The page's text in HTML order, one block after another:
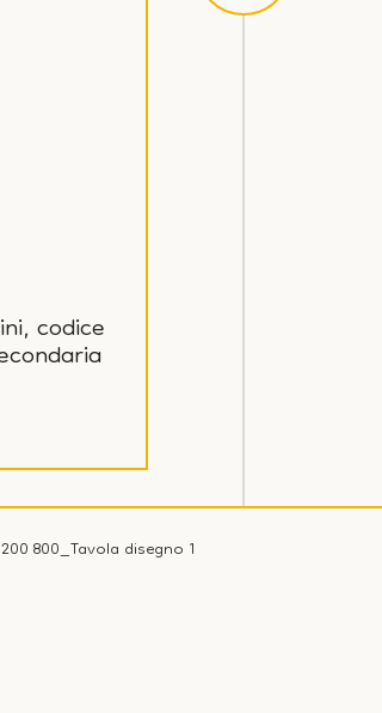
codice